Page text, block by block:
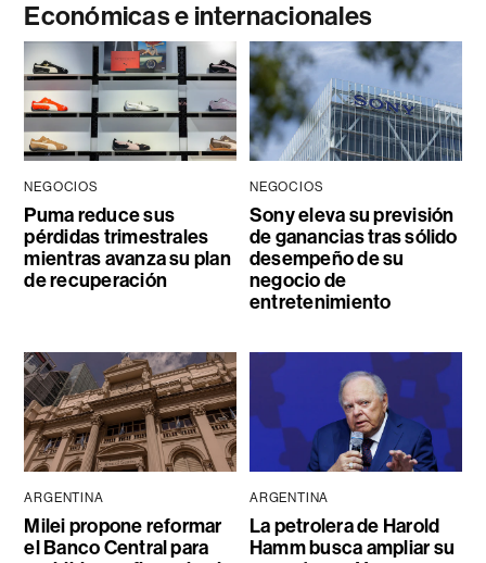
Económicas e internacionales
NEGOCIOS
Puma reduce sus
pérdidas trimestrales
mientras avanza su plan
de recuperación
NEGOCIOS
Sony eleva su previsión
de ganancias tras sólido
desempeño de su
negocio de
entretenimiento
ARGENTINA
Milei propone reformar
el Banco Central para
ARGENTINA
La petrolera de Harold
Hamm busca ampliar su